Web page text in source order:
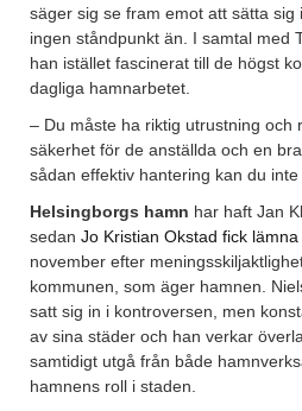
säger sig se fram emot att sätta
ingen ståndpunkt än. I samtal med
han istället fascinerat till de högst
dagliga hamnarbetet.
– Du måste ha riktig utrustning och
säkerhet för de anställda och en
sådan effektiv hantering kan du
Helsingborgs hamn har haft Jan
sedan Jo Kristian Okstad fick
november efter
kommunen, som äger hamnen.
satt sig in i kontroversen, men
av sina städer och han verkar
samtidigt utgå från både
hamnens roll i staden.